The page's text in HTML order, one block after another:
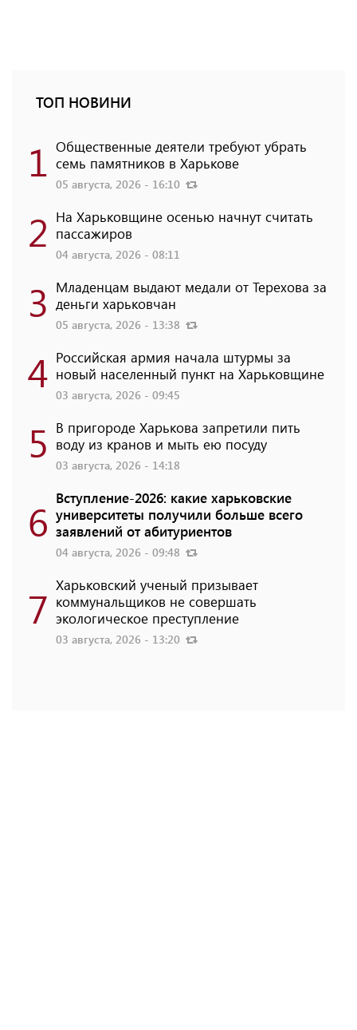
ТОП НОВИНИ
1 Общественные деятели требуют убрать
семь памятников в Харькове
05 августа, 2026 - 16:10
2 На Харьковщине осенью начнут считать
пассажиров
04 августа, 2026 - 08:11
3 Младенцам выдают медали от Терехова за
деньги харьковчан
05 августа, 2026 - 13:38
4 Российская армия начала штурмы за
новый населенный пункт на Харьковщине
03 августа, 2026 - 09:45
5 В пригороде Харькова запретили пить
воду из кранов и мыть ею посуду
03 августа, 2026 - 14:18
6 Вступление-2026: какие харьковские
университеты получили больше всего
заявлений от абитуриентов
04 августа, 2026 - 09:48
7 Харьковский ученый призывает
коммунальщиков не совершать
экологическое преступление
03 августа, 2026 - 13:20